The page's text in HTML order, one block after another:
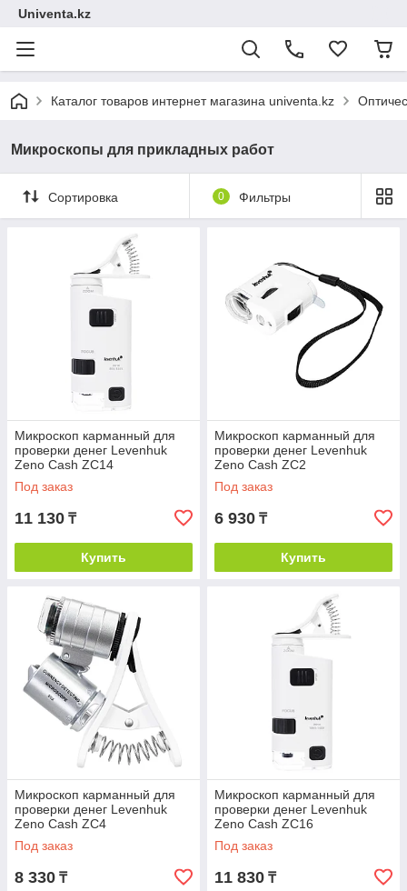
Univenta.kz
Каталог товаров интернет магазина univenta.kz
Микроскопы для прикладных работ
Сортировка 0 Фильтры
Микроскоп карманный для
проверки денег Levenhuk
Zeno Cash ZC14
Под заказ
11 130 ₸
Купить
Микроскоп карманный для
проверки денег Levenhuk
Zeno Cash ZC2
Под заказ
6 930 ₸
Купить
Микроскоп карманный для
проверки денег Levenhuk
Zeno Cash ZC4
Под заказ
8 330 ₸
Микроскоп карманный для
проверки денег Levenhuk
Zeno Cash ZC16
Под заказ
11 830 ₸